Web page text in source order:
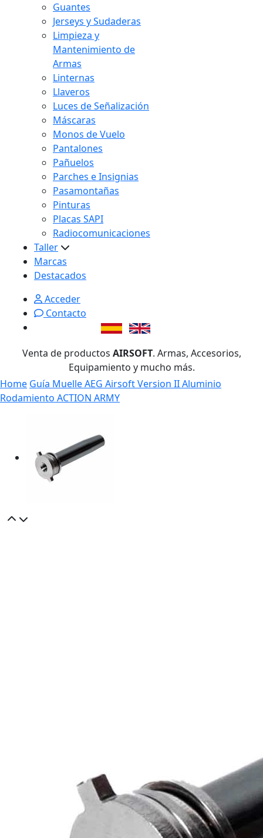
Guantes
Jerseys y Sudaderas
Limpieza y
Mantenimiento de
Armas
Linternas
Llaveros
Luces de Señalización
Máscaras
Monos de Vuelo
Pantalones
Pañuelos
Parches e Insignias
Pasamontañas
Pinturas
Placas SAPI
Radiocomunicaciones
Taller
Marcas
Destacados
Acceder
Contacto
Venta de productos AIRSOFT. Armas, Accesorios,
Equipamiento y mucho más.
Home Guía Muelle AEG Airsoft Version II Aluminio
Rodamiento ACTION ARMY